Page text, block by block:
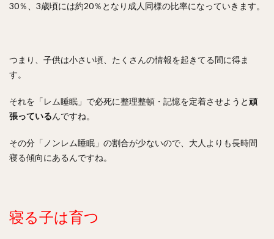
30％、3歳頃には約20％となり成人同様の比率になっていきます。
つまり、子供は小さい頃、たくさんの情報を起きてる間に得ま
す。
それを「レム睡眠」で必死に整理整頓・記憶を定着させようと頑
張っているんですね。
その分「ノンレム睡眠」の割合が少ないので、大人よりも長時間
寝る傾向にあるんですね。
寝る子は育つ